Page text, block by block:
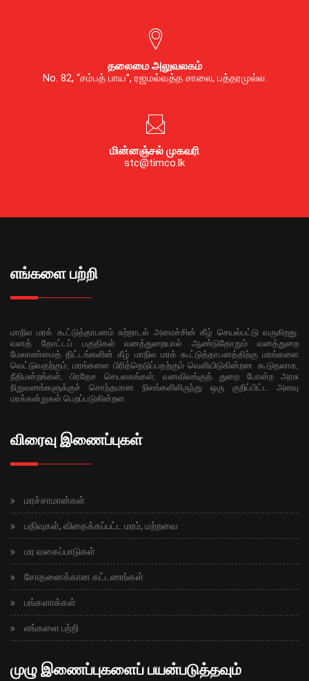
தலைமை அலுவலகம்
No. 82, “சம்பத் பாய”, ரஜமல்வத்த சாலை, பத்தரமுல்ல.
மின்னஞ்சல் முகவரி
stc@timco.lk
எங்களை பற்றி
மாநில மரக் கூட்டுத்தாபனம் சுற்றாடல் அமைச்சின் கீழ் செயல்பட்டு வருகிறது.
வனத் தோட்டப் பகுதிகள் வனத்துறையால் ஆண்டுதோறும் வனத்துறை
மேலாண்மைத் திட்டங்களின் கீழ் மாநில மரக் கூட்டுத்தாபனத்திற்கு மரங்களை
வெட்டுவதற்கும், மரங்களை பிரித்தெடுப்பதற்கும் வெளியிடுகின்றன. கூடுதலாக,
நீதிமன்றங்கள், பிரதேச செயலகங்கள், வனவிலங்குத் துறை போன்ற அரசு
நிறுவனங்களுக்குச் சொந்தமான நிலங்களிலிருந்து ஒரு குறிப்பிட்ட அளவு
மரக்கன்றுகள் பெறப்படுகின்றன.
விரைவு இணைப்புகள்
மரச்சாமான்கள்
பதிவுகள், விதைக்கப்பட்ட மரம், மற்றவை
மர வகைப்பாடுகள்
சோதனைக்கான கட்டணங்கள்
பங்களாக்கள்
எங்களை பற்றி
முழு இணைப்புகளைப் பயன்படுத்தவும்